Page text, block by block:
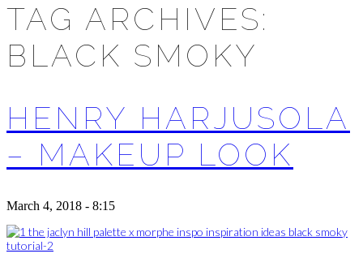
TAG ARCHIVES:
BLACK SMOKY
HENRY HARJUSOLA
– MAKEUP LOOK
March 4, 2018 - 8:15